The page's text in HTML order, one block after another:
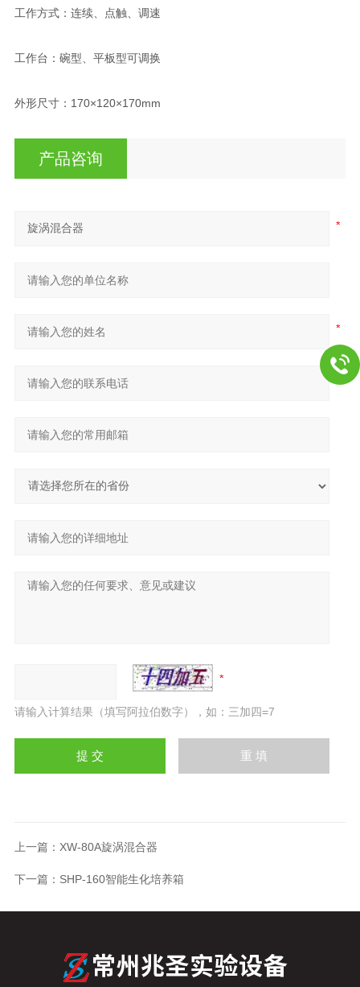
工作方式：连续、点触、调速
工作台：碗型、平板型可调换
外形尺寸：170×120×170mm
产品咨询
请输入计算结果（填写阿拉伯数字），如：三加四=7
上一篇： XW-80A旋涡混合器
下一篇： SHP-160智能生化培养箱